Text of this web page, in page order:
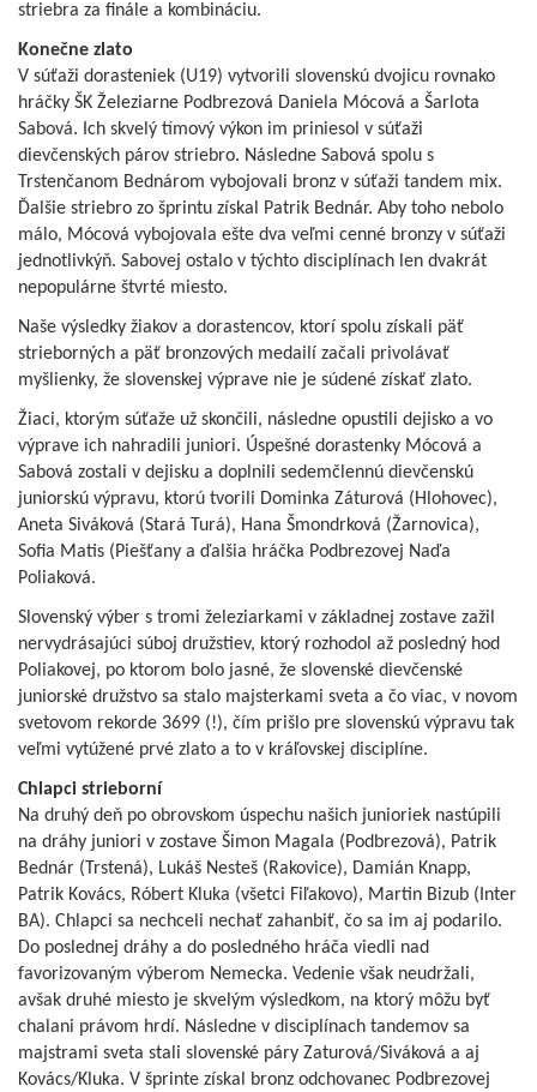
striebra za finále a kombináciu.
Konečne zlato
V súťaži dorasteniek (U19) vytvorili slovenskú dvojicu rovnako
hráčky ŠK Železiarne Podbrezová Daniela Mócová a Šarlota
Sabová. Ich skvelý tímový výkon im priniesol v súťaži
dievčenských párov striebro. Následne Sabová spolu s
Trstenčanom Bednárom vybojovali bronz v súťaži tandem mix.
Ďalšie striebro zo šprintu získal Patrik Bednár. Aby toho nebolo
málo, Mócová vybojovala ešte dva veľmi cenné bronzy v súťaži
jednotlivkýň. Sabovej ostalo v týchto disciplínach len dvakrát
nepopulárne štvrté miesto.
Naše výsledky žiakov a dorastencov, ktorí spolu získali päť
strieborných a päť bronzových medailí začali privolávať
myšlienky, že slovenskej výprave nie je súdené získať zlato.
Žiaci, ktorým súťaže už skončili, následne opustili dejisko a vo
výprave ich nahradili juniori. Úspešné dorastenky Mócová a
Sabová zostali v dejisku a doplnili sedemčlennú dievčenskú
juniorskú výpravu, ktorú tvorili Dominka Záturová (Hlohovec),
Aneta Siváková (Stará Turá), Hana Šmondrková (Žarnovica),
Sofia Matis (Piešťany a ďalšia hráčka Podbrezovej Naďa
Poliaková.
Slovenský výber s tromi železiarkami v základnej zostave zažil
nervydrásajúci súboj družstiev, ktorý rozhodol až posledný hod
Poliakovej, po ktorom bolo jasné, že slovenské dievčenské
juniorské družstvo sa stalo majsterkami sveta a čo viac, v novom
svetovom rekorde 3699 (!), čím prišlo pre slovenskú výpravu tak
veľmi vytúžené prvé zlato a to v kráľovskej disciplíne.
Chlapci strieborní
Na druhý deň po obrovskom úspechu našich junioriek nastúpili
na dráhy juniori v zostave Šimon Magala (Podbrezová), Patrik
Bednár (Trstená), Lukáš Nesteš (Rakovice), Damián Knapp,
Patrik Kovács, Róbert Kluka (všetci Fiľakovo), Martin Bizub (Inter
BA). Chlapci sa nechceli nechať zahanbiť, čo sa im aj podarilo.
Do poslednej dráhy a do posledného hráča viedli nad
favorizovaným výberom Nemecka. Vedenie však neudržali,
avšak druhé miesto je skvelým výsledkom, na ktorý môžu byť
chalani právom hrdí. Následne v disciplínach tandemov sa
majstrami sveta stali slovenské páry Zaturová/Siváková a aj
Kovács/Kluka. V šprinte získal bronz odchovanec Podbrezovej